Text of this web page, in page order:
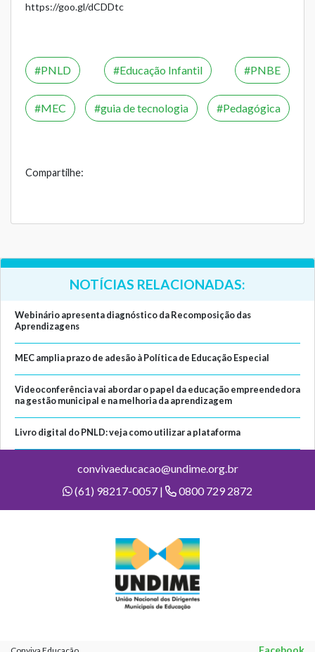
https://goo.gl/dCDDtc
PNLD Educação Infantil PNBE
MEC guia de tecnologia Pedagógica
Compartilhe:
NOTÍCIAS RELACIONADAS:
Webinário apresenta diagnóstico da Recomposição das
Aprendizagens
MEC amplia prazo de adesão à Política de Educação Especial
Videoconferência vai abordar o papel da educação empreendedora
na gestão municipal e na melhoria da aprendizagem
Livro digital do PNLD: veja como utilizar a plataforma
convivaeducacao@undime.org.br
(61) 98217-0057 |
0800 729 2872
Facebook